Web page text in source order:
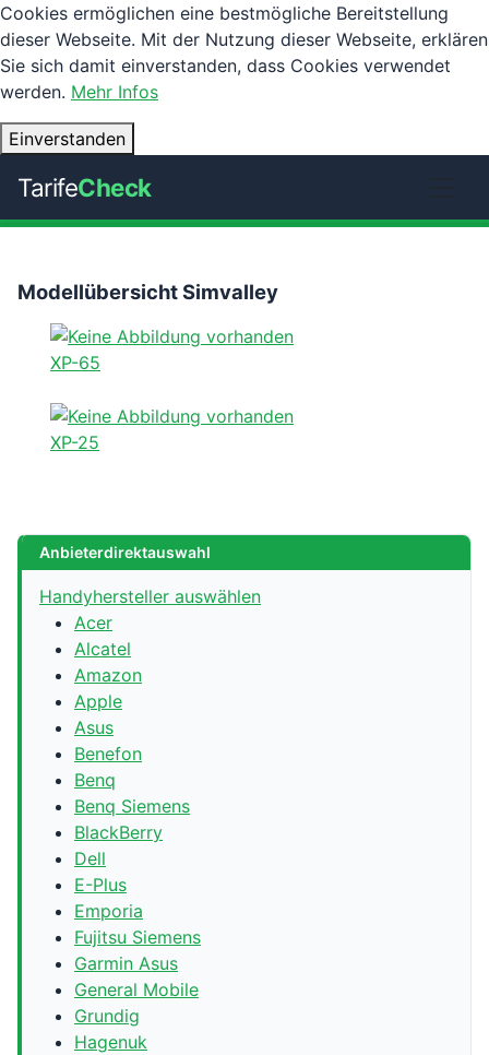
Cookies ermöglichen eine bestmögliche Bereitstellung
dieser Webseite. Mit der Nutzung dieser Webseite, erklären
Sie sich damit einverstanden, dass Cookies verwendet
werden. Mehr Infos
Einverstanden
TarifeCheck
Modellübersicht Simvalley
XP-65
XP-25
Anbieterdirektauswahl
Handyhersteller auswählen
Acer
Alcatel
Amazon
Apple
Asus
Benefon
Benq
Benq Siemens
BlackBerry
Dell
E-Plus
Emporia
Fujitsu Siemens
Garmin Asus
General Mobile
Grundig
Hagenuk